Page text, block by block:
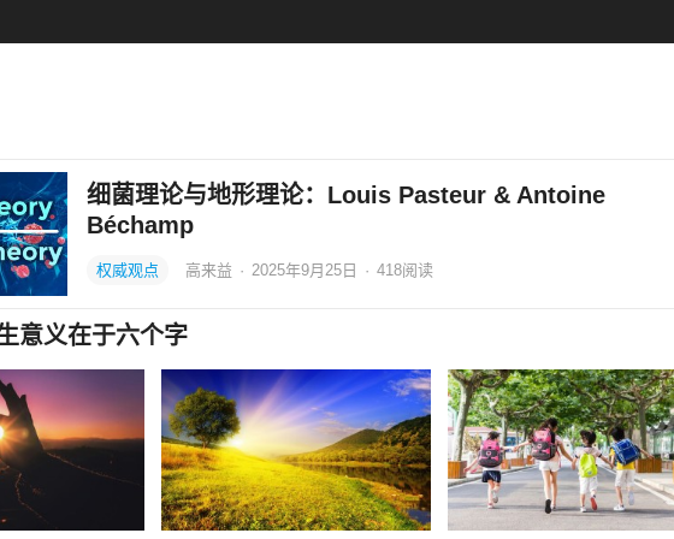
细菌理论与地形理论：Louis Pasteur & Antoine
Béchamp
权威观点 高来益 · 2025年9月25日 · 418阅读
意义在于六个字